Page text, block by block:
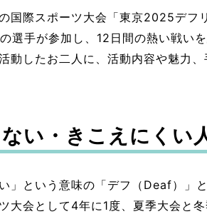
国際スポーツ大会「東京2025デ
選手が参加し、12日間の熱い戦い
動したお二人に、活動内容や魅力
い・きこえにくい
」という意味の「デフ（Deaf）」
大会として4年に1度、夏季大会と